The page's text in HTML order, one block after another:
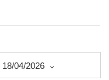
18/04/2026